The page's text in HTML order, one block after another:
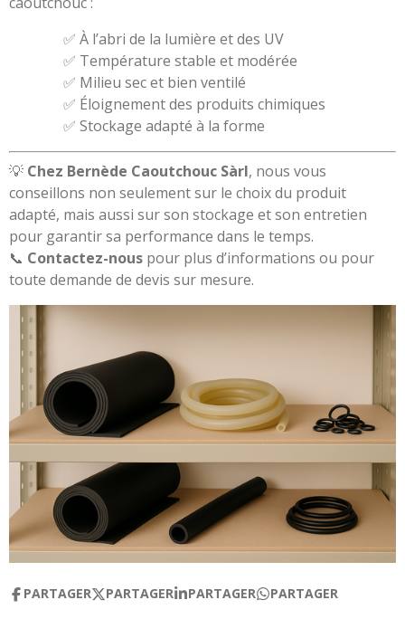
✅ À l’abri de la lumière et des UV
✅ Température stable et modérée
✅ Milieu sec et bien ventilé
✅ Éloignement des produits chimiques
✅ Stockage adapté à la forme
💡 Chez Bernède Caoutchouc Sàrl, nous vous
conseillons non seulement sur le choix du produit
adapté, mais aussi sur son stockage et son entretien
pour garantir sa performance dans le temps.
📞 Contactez-nous pour plus d’informations ou pour
toute demande de devis sur mesure.
PARTAGER PARTAGER PARTAGER PARTAGER